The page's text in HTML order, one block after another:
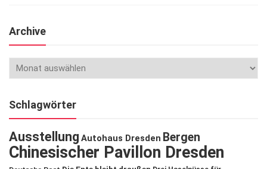
Archive
Schlagwörter
Ausstellung Autohaus Dresden Bergen
Chinesischer Pavillon Dresden